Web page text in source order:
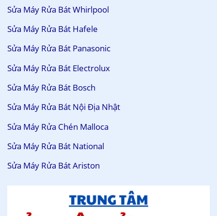
Sửa Máy Rửa Bát Whirlpool
Sửa Máy Rửa Bát Hafele
Sửa Máy Rửa Bát Panasonic
Sửa Máy Rửa Bát Electrolux
Sửa Máy Rửa Bát Bosch
Sửa Máy Rửa Bát Nội Địa Nhật
Sửa Máy Rửa Chén Malloca
Sửa Máy Rửa Bát National
Sửa Máy Rửa Bát Ariston